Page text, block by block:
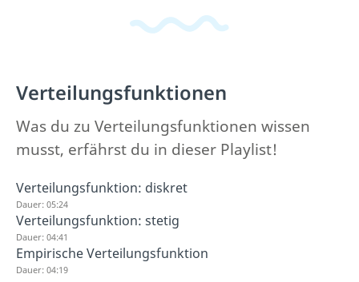
Verteilungsfunktionen
Was du zu Verteilungsfunktionen wissen
musst, erfährst du in dieser Playlist!
Verteilungsfunktion: diskret
Dauer: 05:24
Verteilungsfunktion: stetig
Dauer: 04:41
Empirische Verteilungsfunktion
Dauer: 04:19